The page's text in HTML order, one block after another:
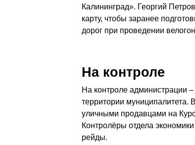
Калининград». Георгий
карту, чтобы заранее
дорог при проведении
На контроле
На контроле администрации
территории муниципалитета.
уличными продавцами на
Контролёры отдела
рейды.